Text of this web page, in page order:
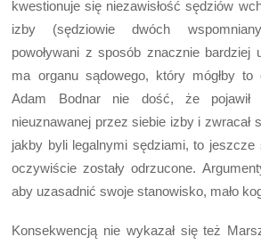
kwestionuje się niezawisłość sędziów
izby (sędziowie dwóch
powoływani z sposób znacznie bardziej
ma organu sądowego, który mógłby to
Adam Bodnar nie dość, że pojawił
nieuznawanej przez siebie izby i zwracał
jakby byli legalnymi sędziami, to jeszcze
oczywiście zostały odrzucone.
aby uzasadnić swoje stanowisko, mało
Konsekwencją nie wykazał się też